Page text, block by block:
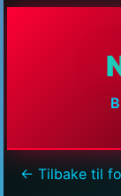
← Tilbake til